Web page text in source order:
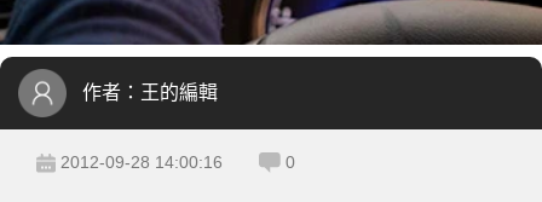
作者： 王的編輯
2012-09-28 14:00:16 0